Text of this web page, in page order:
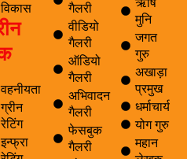
विकास
वहनीयता
ग्रीन
रेटिंग
इन्फ्रा
गैलरी
वीडियो
गैलरी
ऑडियो
गैलरी
अभिवादन
गैलरी
फेसबुक
गैलरी
मुनि
जगत
गुरु
अखाड़ा
प्रमुख
धर्माचार्य
योग गुरु
महान